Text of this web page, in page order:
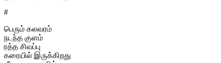
#
பெரும் கலவரம்
நடந்த குளம்
ரத்த சிவப்பு
கரையில் இருக்கிறது